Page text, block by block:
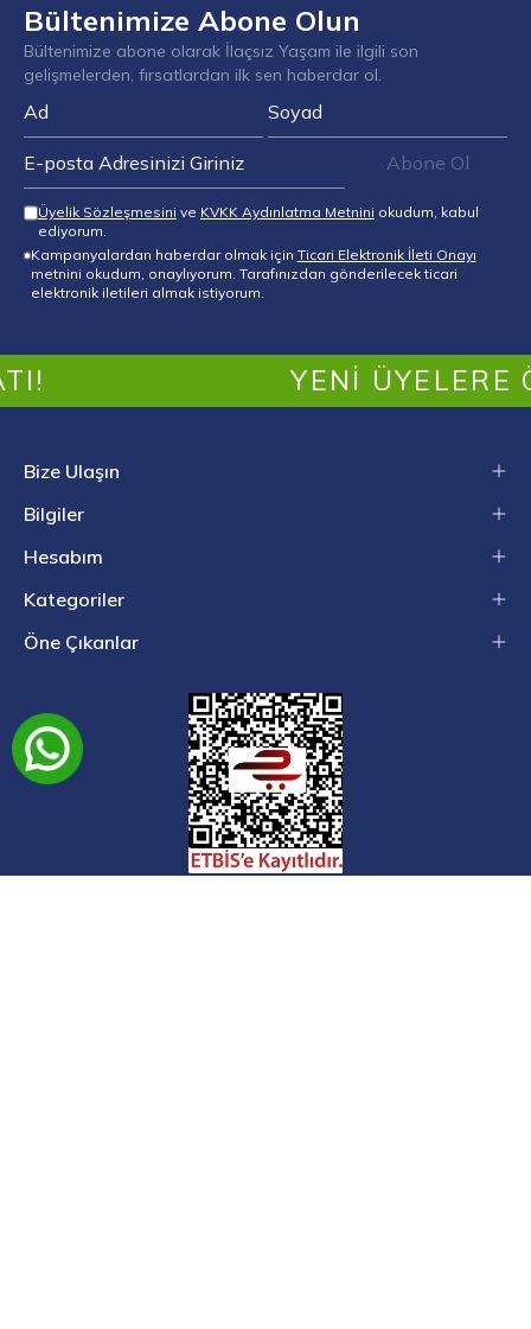
Bültenimize Abone Olun
Bültenimize abone olarak İlaçsız Yaşam ile ilgili son
gelişmelerden, fırsatlardan ilk sen haberdar ol.
Abone Ol
Üyelik Sözleşmesini ve KVKK Aydınlatma Metnini okudum, kabul
ediyorum.
Kampanyalardan haberdar olmak için Ticari Elektronik İleti Onayı
metnini okudum, onaylıyorum. Tarafınızdan gönderilecek ticari
elektronik iletileri almak istiyorum.
YENI ÜYELERE
Bize Ulaşın
Bilgiler
Hesabım
Kategoriler
Öne Çıkanlar